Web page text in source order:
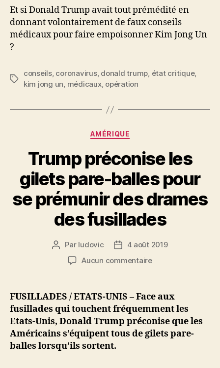
Et si Donald Trump avait tout prémédité en
donnant volontairement de faux conseils
médicaux pour faire empoisonner Kim Jong Un
?
Étiquettes
conseils, coronavirus, donald trump, état critique,
kim jong un, médicaux, opération
Catégories
AMÉRIQUE
Trump préconise les
gilets pare-balles pour
se prémunir des drames
des fusillades
Auteur
l’article
Par ludovic
Date4 août 2019
Aucun commentairesur
pare-
balles
pour
FUSILLADES / ETATS-UNIS – Face aux
fusillades qui touchent fréquemment les
Etats-Unis, Donald Trump préconise que les
Américains s’équipent tous de gilets pare-
balles lorsqu’ils sortent.